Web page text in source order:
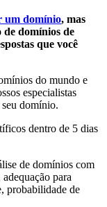
um domínio, mas
de domínios de
que você
do mundo e
especialistas
domínio.
dentro de 5 dias
de domínios com
para
probabilidade de